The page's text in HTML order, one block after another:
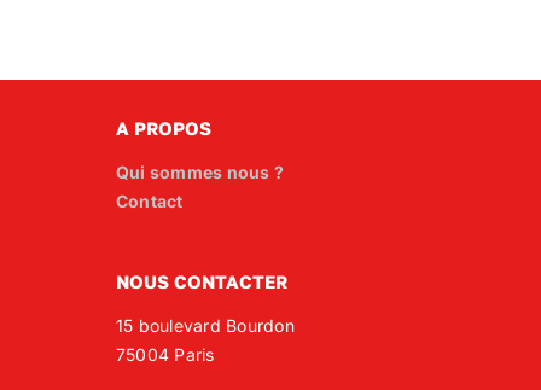
A PROPOS
Qui sommes nous ?
Contact
NOUS CONTACTER
15 boulevard Bourdon
75004 Paris